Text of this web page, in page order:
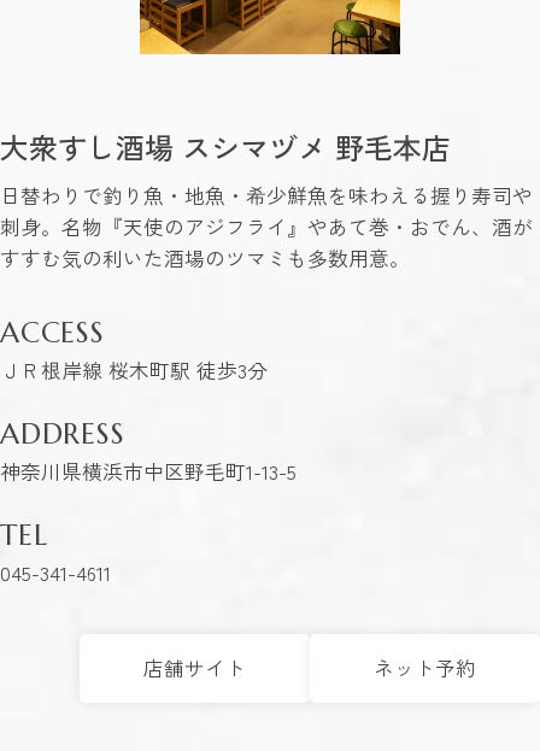
大衆すし酒場 スシマヅメ 野毛本店
日替わりで釣り魚・地魚・希少鮮魚を味わえる握り寿司や
刺身。名物『天使のアジフライ』やあて巻・おでん、酒が
すすむ気の利いた酒場のツマミも多数用意。
ACCESS
ＪＲ根岸線 桜木町駅 徒歩3分
ADDRESS
神奈川県横浜市中区野毛町1-13-5
TEL
045-341-4611
店舗サイト ネット予約